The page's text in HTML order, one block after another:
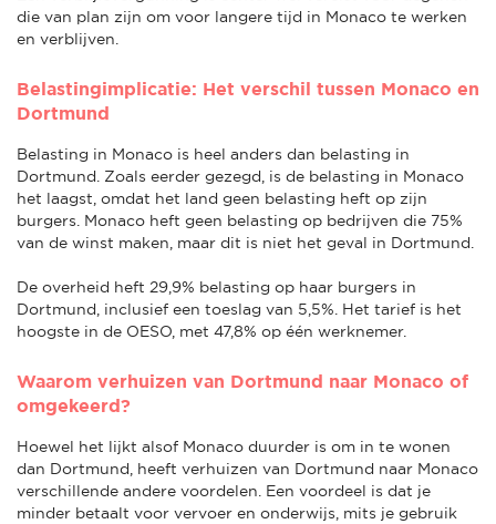
die van plan zijn om voor langere tijd in Monaco te werken
en verblijven.
Belastingimplicatie: Het verschil tussen Monaco en
Dortmund
Belasting in Monaco is heel anders dan belasting in
Dortmund. Zoals eerder gezegd, is de belasting in Monaco
het laagst, omdat het land geen belasting heft op zijn
burgers. Monaco heft geen belasting op bedrijven die 75%
van de winst maken, maar dit is niet het geval in Dortmund.
De overheid heft 29,9% belasting op haar burgers in
Dortmund, inclusief een toeslag van 5,5%. Het tarief is het
hoogste in de OESO, met 47,8% op één werknemer.
Waarom verhuizen van Dortmund naar Monaco of
omgekeerd?
Hoewel het lijkt alsof Monaco duurder is om in te wonen
dan Dortmund, heeft verhuizen van Dortmund naar Monaco
verschillende andere voordelen. Een voordeel is dat je
minder betaalt voor vervoer en onderwijs, mits je gebruik